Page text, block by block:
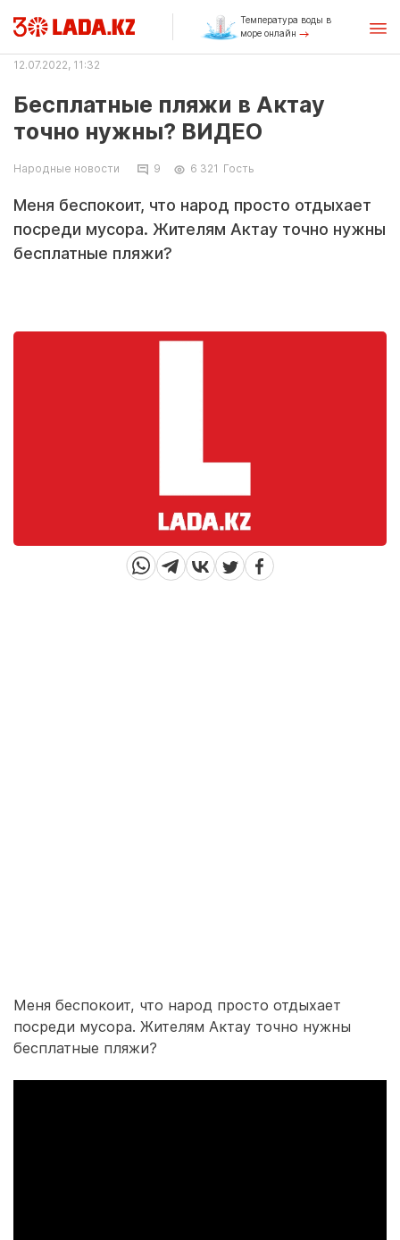
Температура воды в
море онлайн
12.07.2022, 11:32
Бесплатные пляжи в Актау
точно нужны? ВИДЕО
Народные новости 9 6 321 Гость
Меня беспокоит, что народ просто отдыхает
посреди мусора. Жителям Актау точно нужны
бесплатные пляжи?
Меня беспокоит, что народ просто отдыхает
посреди мусора. Жителям Актау точно нужны
бесплатные пляжи?